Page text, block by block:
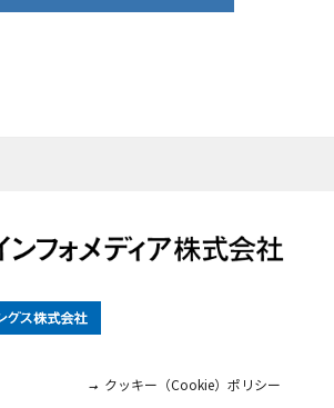
クッキー（Cookie）ポリシー